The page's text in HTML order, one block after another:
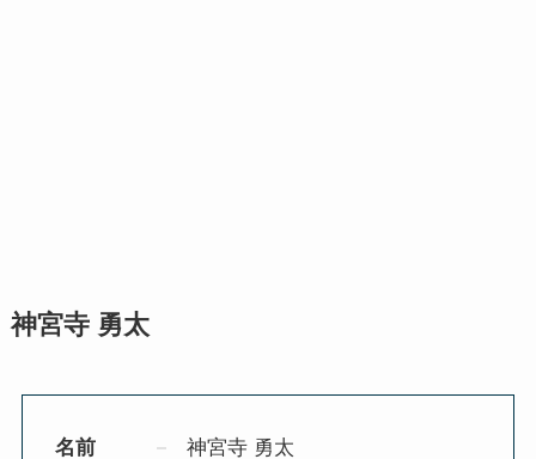
神宮寺 勇太
名前
神宮寺 勇太